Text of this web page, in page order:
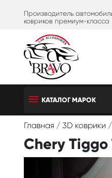
Производитель
ковриков премиум-класса
КАТАЛОГ МАРОК
Главная / 3D коврики /
Chery Tiggo